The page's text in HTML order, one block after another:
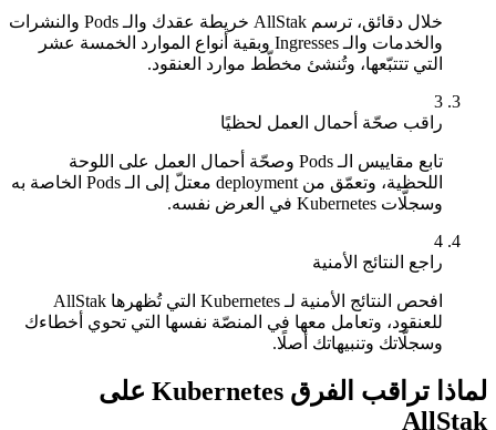
خلال دقائق، ترسم AllStak خريطة عقدك والـ Pods والنشرات
والخدمات والـ Ingresses وبقية أنواع الموارد الخمسة عشر
التي تتتبّعها، وتُنشئ مخطّط موارد العنقود.
3
راقب صحّة أحمال العمل لحظيًا
تابع مقاييس الـ Pods وصحّة أحمال العمل على اللوحة
اللحظية، وتعمّق من deployment معتلّ إلى الـ Pods الخاصة به
وسجلّات Kubernetes في العرض نفسه.
4
راجع النتائج الأمنية
افحص النتائج الأمنية لـ Kubernetes التي تُظهرها AllStak
للعنقود، وتعامل معها في المنصّة نفسها التي تحوي أخطاءك
وسجلّاتك وتنبيهاتك أصلًا.
لماذا تراقب الفرق Kubernetes على
AllStak